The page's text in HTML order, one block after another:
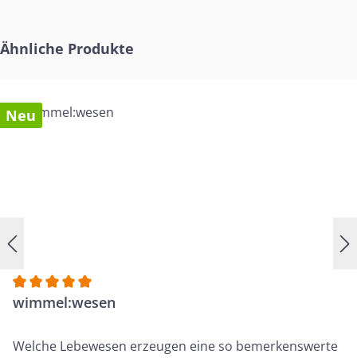
Produktgalerie überspringen
Ähnliche Produkte
Neu
Durchschnittliche Bewertung von 5 von 5 Sternen
wimmel:wesen
Welche Lebewesen erzeugen eine so bemerkenswerte